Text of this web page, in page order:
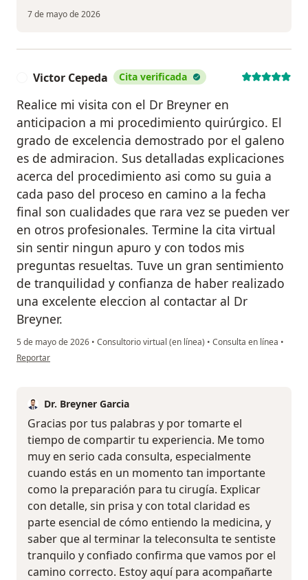
7 de mayo de 2026
Victor Cepeda Cita verificada
Realice mi visita con el Dr Breyner en
anticipacion a mi procedimiento quirúrgico. El
grado de excelencia demostrado por el galeno
es de admiracion. Sus detalladas explicaciones
acerca del procedimiento asi como su guia a
cada paso del proceso en camino a la fecha
final son cualidades que rara vez se pueden ver
en otros profesionales. Termine la cita virtual
sin sentir ningun apuro y con todos mis
preguntas resueltas. Tuve un gran sentimiento
de tranquilidad y confianza de haber realizado
una excelente eleccion al contactar al Dr
Breyner.
5 de mayo de 2026 • Consultorio virtual (en línea) • Consulta en línea •
en opinión del usuario Victor Cepeda
Reportar
Dr. Breyner Garcia
Gracias por tus palabras y por tomarte el
tiempo de compartir tu experiencia. Me tomo
muy en serio cada consulta, especialmente
cuando estás en un momento tan importante
como la preparación para tu cirugía. Explicar
con detalle, sin prisa y con total claridad es
parte esencial de cómo entiendo la medicina, y
saber que al terminar la teleconsulta te sentiste
tranquilo y confiado confirma que vamos por el
camino correcto. Estoy aquí para acompañarte